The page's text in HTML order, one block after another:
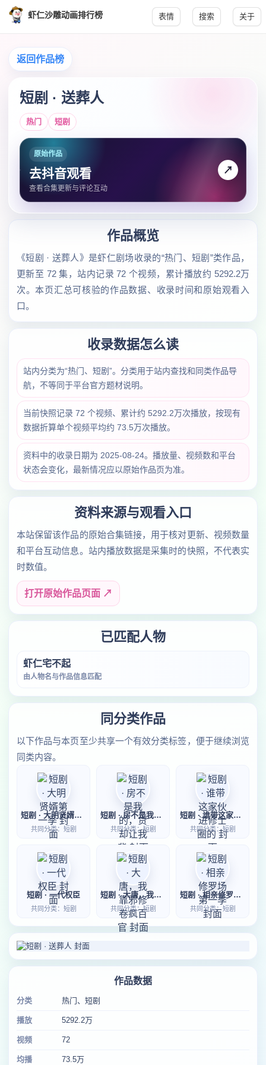
虾仁沙雕动画排行榜 表情 搜索 关于
返回作品榜
短剧 · 送葬人
热门 短剧
原始作品
去抖音观看
查看合集更新与评论互动
↗
作品概览
《短剧 · 送葬人》是虾仁剧场收录的“热门、短剧”类作品，
更新至 72 集，站内记录 72 个视频，累计播放约 5292.2万
次。本页汇总可核验的作品数据、收录时间和原始观看入
口。
收录数据怎么读
站内分类为“热门、短剧”。分类用于站内查找和同类作品导
航，不等同于平台官方题材说明。
当前快照记录 72 个视频、累计约 5292.2万次播放，按现有
数据折算单个视频平均约 73.5万次播放。
资料中的收录日期为 2025-08-24。播放量、视频数和平台
状态会变化，最新情况应以原始作品页为准。
资料来源与观看入口
本站保留该作品的原始合集链接，用于核对更新、视频数量
和平台互动信息。站内播放数据是采集时的快照，不代表实
时数值。
打开原始作品页面 ↗
已匹配人物
虾仁宅不起
由人物名与作品信息匹配
同分类作品
以下作品与本页至少共享一个有效分类标签，便于继续浏览
同类内容。
短剧 · 大明贤婿第一季
共同分类：短剧
短剧 · 房不是我的，贷却让我背
共同分类：短剧
短剧 · 谁带这家伙进修士圈的
共同分类：短剧
短剧 · 一代权臣
共同分类：短剧
短剧 · 大唐，我靠邪修卷疯百官
共同分类：短剧
短剧 · 相亲修罗场第一季
共同分类：短剧
作品数据
分类 热门、短剧
播放 5292.2万
视频 72
均播 73.5万